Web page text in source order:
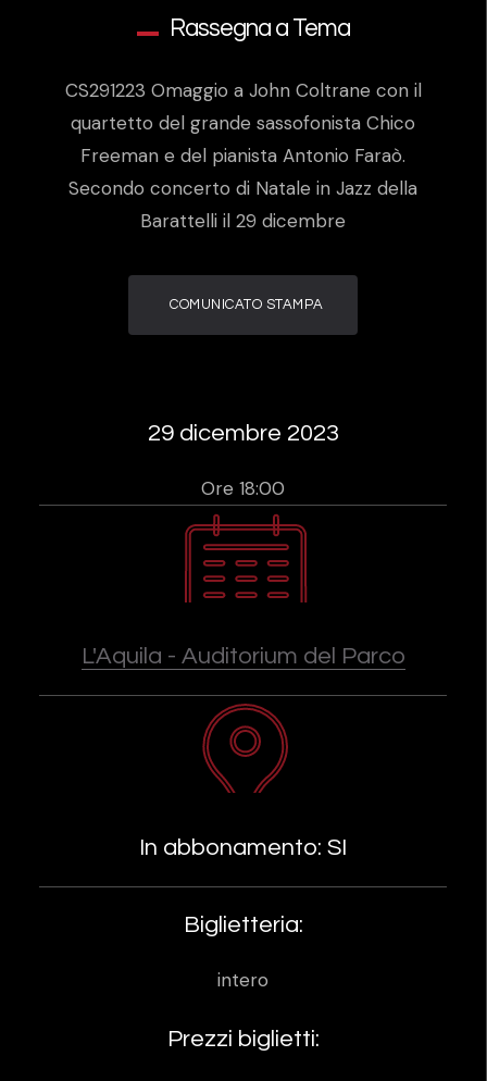
Rassegna a Tema
CS291223 Omaggio a John Coltrane con il
quartetto del grande sassofonista Chico
Freeman e del pianista Antonio Faraò.
Secondo concerto di Natale in Jazz della
Barattelli il 29 dicembre
COMUNICATO STAMPA
29 dicembre 2023
Ore 18:00
L'Aquila - Auditorium del Parco
In abbonamento: SI
Biglietteria:
intero
Prezzi biglietti: